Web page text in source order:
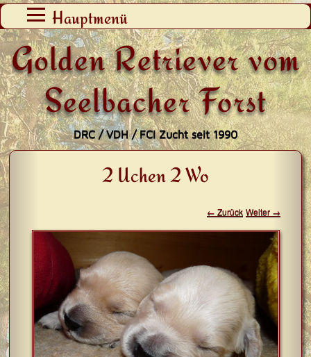
Golden Retriever vom
Seelbacher Forst
DRC / VDH / FCI Zucht seit 1990
Hauptmenü
Zum
Inhalt
springen
2 Uchen 2 Wo
← Zurück Weiter →